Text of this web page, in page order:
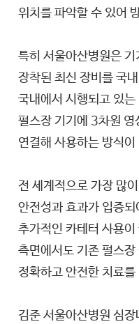
위치를 파악할 수 있어
특히 서울아산병원은
장착된 최신 장비를 국
국내에서 시행되고 있
펄스장 기기에 3차원
연결해 사용하는 방식
전 세계적으로 가장 많
안전성과 효과가 입증
추가적인 카테터 사용
측면에서도 기존 펄스
정확하고 안전한 치료
김준 서울아산병원 심